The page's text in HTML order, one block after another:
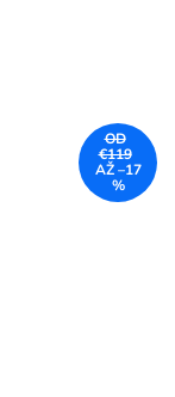
OD
€119
AŽ –17
%